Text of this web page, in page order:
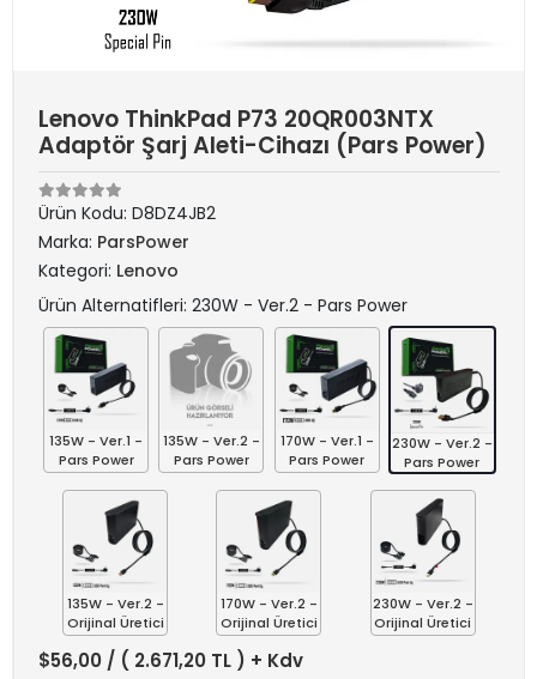
Lenovo ThinkPad P73 20QR003NTX
Adaptör Şarj Aleti-Cihazı (Pars Power)
Ürün Kodu: D8DZ4JB2
Marka: ParsPower
Kategori: Lenovo
Ürün Alternatifleri: 230W - Ver.2 - Pars Power
135W - Ver.1 -
Pars Power
135W - Ver.2 -
Pars Power
170W - Ver.1 -
Pars Power
230W - Ver.2 -
Pars Power
135W - Ver.2 -
Orijinal Üretici
170W - Ver.2 -
Orijinal Üretici
230W - Ver.2 -
Orijinal Üretici
$56,00 / ( 2.671,20 TL ) + Kdv